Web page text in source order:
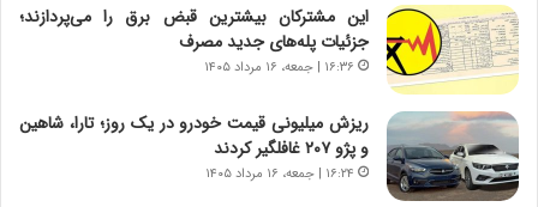
ج
ن
گ
ت
و
این مشترکان بیشترین قبض برق را می‌پردازند؛
جزئیات پله‌های جدید مصرف
۱۶:۳۶ | جمعه، ۱۶ مرداد ۱۴۰۵
ریزش میلیونی قیمت خودرو در یک روز؛ تارا، شاهین
و پژو ۲۰۷ غافلگیر کردند
۱۶:۲۴ | جمعه، ۱۶ مرداد ۱۴۰۵